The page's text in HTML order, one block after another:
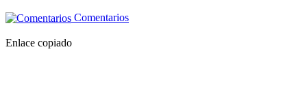
Comentarios
Enlace copiado